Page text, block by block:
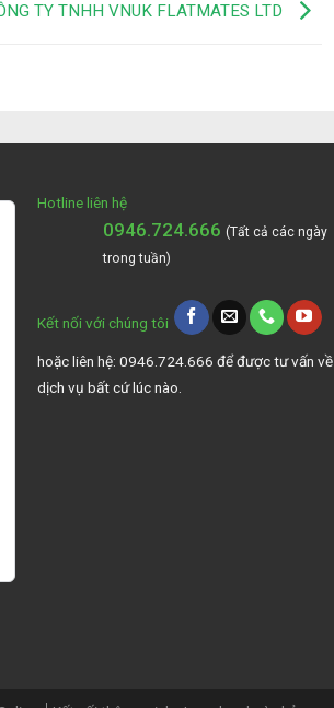
TY TNHH VNUK FLATMATES LTD
Hotline liên hệ
0946.724.666 (Tất cả các ngày
trong tuần)
Kết nối với chúng tôi
hoặc liên hệ: 0946.724.666 để được tư vấn về
dịch vụ bất cứ lúc nào.